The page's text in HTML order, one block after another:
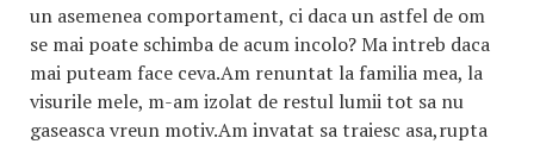
un asemenea comportament, ci daca un astfel de om
se mai poate schimba de acum incolo? Ma intreb daca
mai puteam face ceva.Am renuntat la familia mea, la
visurile mele, m-am izolat de restul lumii tot sa nu
gaseasca vreun motiv.Am invatat sa traiesc asa,rupta